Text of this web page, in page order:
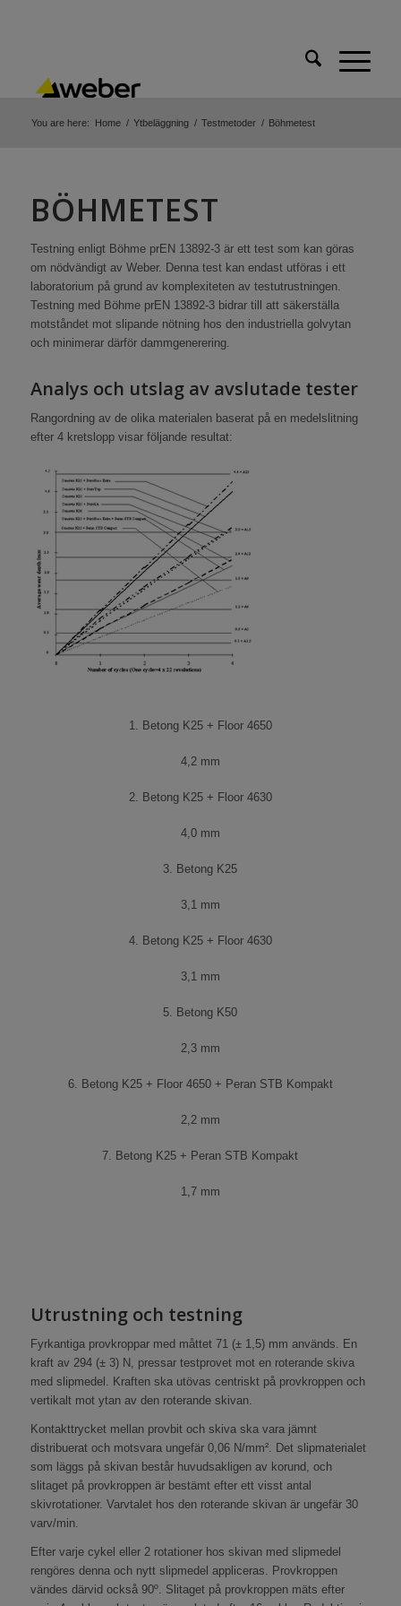
You are here: Home / Ytbeläggning / Testmetoder / Böhmetest
BÖHMETEST
Testning enligt Böhme prEN 13892-3 är ett test som kan göras
om nödvändigt av Weber. Denna test kan endast utföras i ett
laboratorium på grund av komplexiteten av testutrustningen.
Testning med Böhme prEN 13892-3 bidrar till att säkerställa
motståndet mot slipande nötning hos den industriella golvytan
och minimerar därför dammgenerering.
Analys och utslag av avslutade tester
Rangordning av de olika materialen baserat på en medelslitning
efter 4 kretslopp visar följande resultat:
1. Betong K25 + Floor 4650
4,2 mm
2. Betong K25 + Floor 4630
4,0 mm
3. Betong K25
3,1 mm
4. Betong K25 + Floor 4630
3,1 mm
5. Betong K50
2,3 mm
6. Betong K25 + Floor 4650 + Peran STB Kompakt
2,2 mm
7. Betong K25 + Peran STB Kompakt
1,7 mm
Utrustning och testning
Fyrkantiga provkroppar med måttet 71 (± 1,5) mm används. En
kraft av 294 (± 3) N, pressar testprovet mot en roterande skiva
med slipmedel. Kraften ska utövas centriskt på provkroppen och
vertikalt mot ytan av den roterande skivan.
Kontakttrycket mellan provbit och skiva ska vara jämnt
distribuerat och motsvara ungefär 0,06 N/mm². Det slipmaterialet
som läggs på skivan består huvudsakligen av korund, och
slitaget på provkroppen är bestämt efter ett visst antal
skivrotationer. Varvtalet hos den roterande skivan är ungefär 30
varv/min.
Efter varje cykel eller 2 rotationer hos skivan med slipmedel
rengöres denna och nytt slipmedel appliceras. Provkroppen
vändes därvid också 90º. Slitaget på provkroppen mäts efter